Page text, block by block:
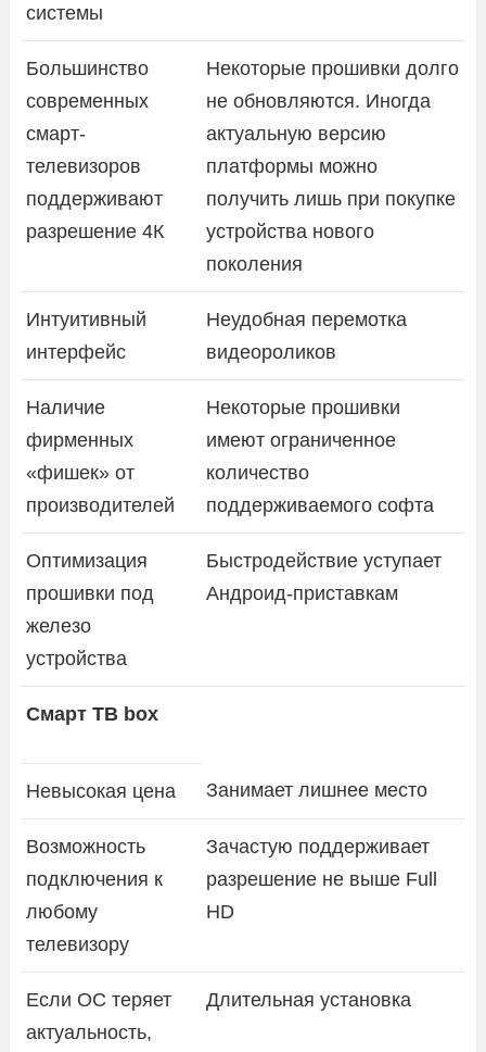
системы
Большинство
современных
смарт-
телевизоров
поддерживают
разрешение 4К
Некоторые прошивки долго
не обновляются. Иногда
актуальную версию
платформы можно
получить лишь при покупке
устройства нового
поколения
Интуитивный
интерфейс
Неудобная перемотка
видеороликов
Наличие
фирменных
«фишек» от
производителей
Некоторые прошивки
имеют ограниченное
количество
поддерживаемого софта
Оптимизация
прошивки под
железо
устройства
Быстродействие уступает
Андроид-приставкам
Смарт ТВ box
Невысокая цена Занимает лишнее место
Возможность
подключения к
любому
телевизору
Зачастую поддерживает
разрешение не выше Full
HD
Если ОС теряет
актуальность,
Длительная установка